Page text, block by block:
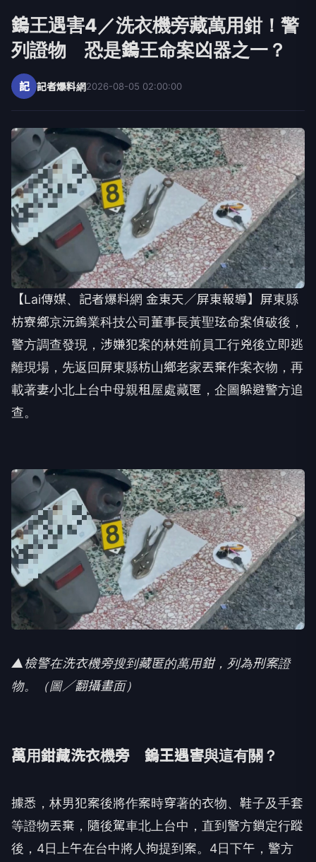
鎢王遇害4／洗衣機旁藏萬用鉗！警
列證物 恐是鎢王命案凶器之一？
記 記者爆料網2026-08-05 02:00:00
【Lai傳媒、記者爆料網 金東天／屏東報導】屏東縣
枋寮鄉京沅鎢業科技公司董事長黃聖玹命案偵破後，
警方調查發現，涉嫌犯案的林姓前員工行兇後立即逃
離現場，先返回屏東縣枋山鄉老家丟棄作案衣物，再
載著妻小北上台中母親租屋處藏匿，企圖躲避警方追
查。
▲檢警在洗衣機旁搜到藏匿的萬用鉗，列為刑案證
物。（圖／翻攝畫面）
萬用鉗藏洗衣機旁 鎢王遇害與這有關？
據悉，林男犯案後將作案時穿著的衣物、鞋子及手套
等證物丟棄，隨後駕車北上台中，直到警方鎖定行蹤
後，4日上午在台中將人拘提到案。4日下午，警方